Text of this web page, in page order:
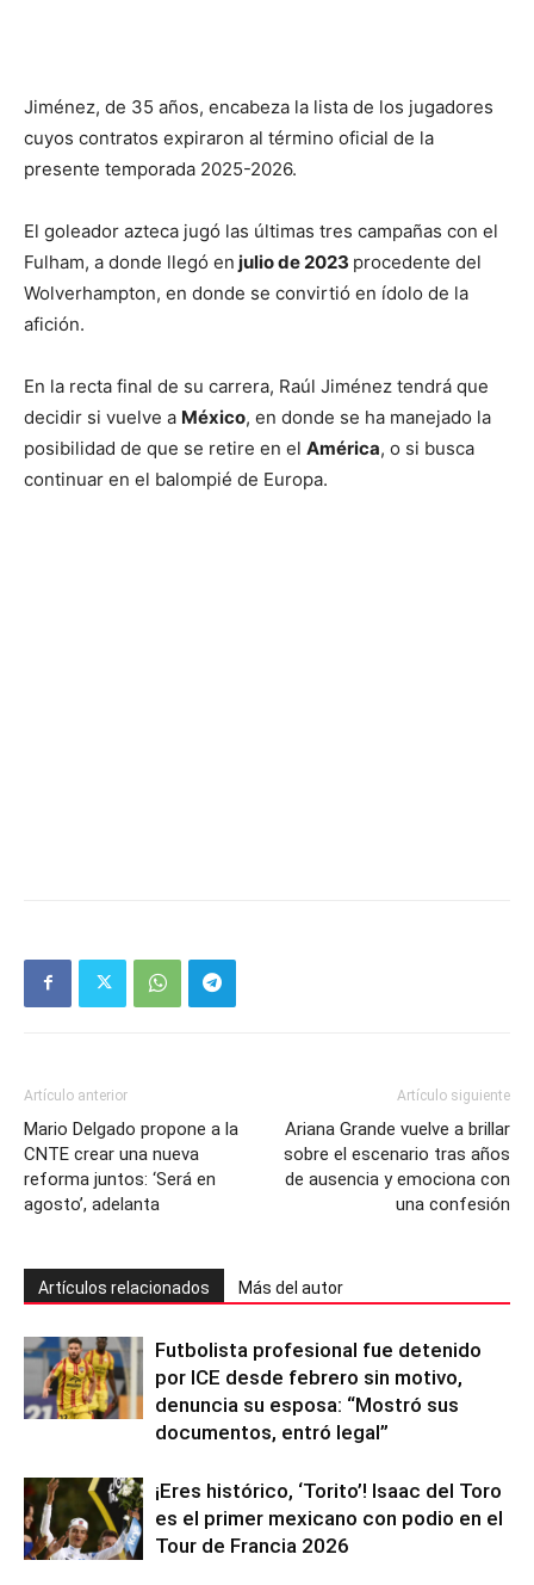
Jiménez, de 35 años, encabeza la lista de los jugadores
cuyos contratos expiraron al término oficial de la
presente temporada 2025-2026.
El goleador azteca jugó las últimas tres campañas con el
Fulham, a donde llegó en julio de 2023 procedente del
Wolverhampton, en donde se convirtió en ídolo de la
afición.
En la recta final de su carrera, Raúl Jiménez tendrá que
decidir si vuelve a México, en donde se ha manejado la
posibilidad de que se retire en el América, o si busca
continuar en el balompié de Europa.
Artículo anterior
Mario Delgado propone a la
CNTE crear una nueva
reforma juntos: ‘Será en
agosto’, adelanta
Artículo siguiente
Ariana Grande vuelve a brillar
sobre el escenario tras años
de ausencia y emociona con
una confesión
Artículos relacionados Más del autor
Futbolista profesional fue detenido
por ICE desde febrero sin motivo,
denuncia su esposa: “Mostró sus
documentos, entró legal”
¡Eres histórico, ‘Torito’! Isaac del Toro
es el primer mexicano con podio en el
Tour de Francia 2026